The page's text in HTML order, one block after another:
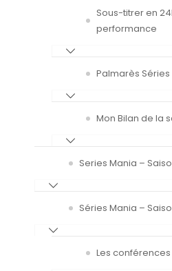
Sous-titrer en
performance
Palmarès
Mon Bilan de la
Series Mania –
Séries Mania –
Les